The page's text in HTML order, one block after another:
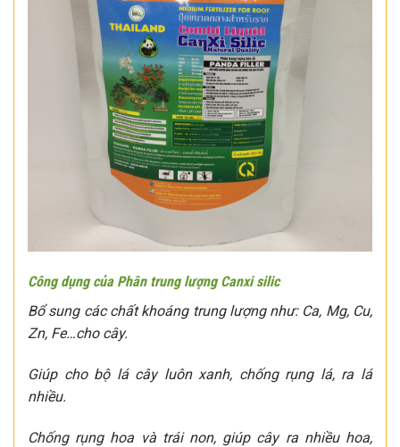
Công dụng của Phân trung lượng Canxi silic
Bổ sung các chất khoáng trung lượng như: Ca, Mg, Cu,
Zn, Fe…cho cây.
Giúp cho bộ lá cây luôn xanh, chống rụng lá, ra lá
nhiều.
Chống rụng hoa và trái non, giúp cây ra nhiều hoa,